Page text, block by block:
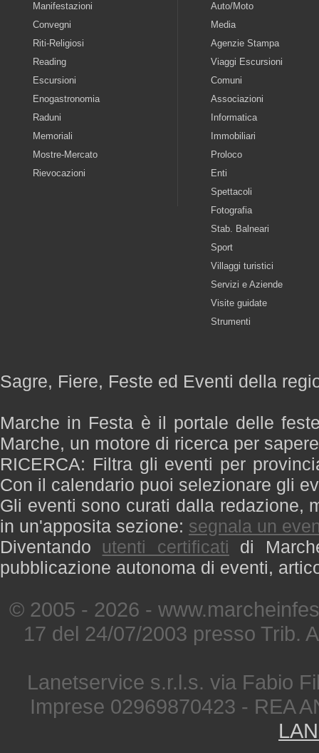
Manifestazioni
Convegni
Riti-Religiosi
Reading
Escursioni
Enogastronomia
Raduni
Memoriali
Mostre-Mercato
Rievocazioni
Auto/Moto
Media
Agenzie Stampa
Viaggi Escursioni
Comuni
Associazioni
Informatica
Immobiliari
Proloco
Enti
Spettacoli
Fotografia
Stab. Balneari
Sport
Villaggi turistici
Servizi e Aziende
Visite guidate
Strumenti
Sagre, Fiere, Feste ed Eventi della
Marche in Festa è il portale delle
Marche, un motore di ricerca per
RICERCA: Filtra gli eventi per
Con il calendario puoi selezionare gli
Gli eventi sono curati dalla redazione,
in un'apposita sezione: segnala un
Diventando utenti certificati di
pubblicazione autonoma di eventi,
© 2005 - 2026 -
17 del 24/07/2003 presso Trib.
Lanetservice s.r.l.s. via Fabio
Imprese 02969870423 - REA